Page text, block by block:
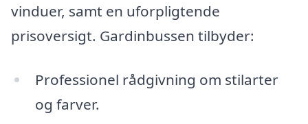
vinduer, samt en uforpligtende
prisoversigt. Gardinbussen tilbyder:
Professionel rådgivning om stilarter
og farver.